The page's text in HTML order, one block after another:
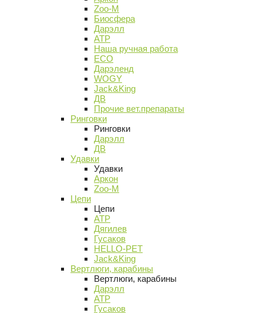
Zoo-M
Биосфера
Дарэлл
АТР
Наша ручная работа
ECO
Дарэленд
WOGY
Jack&King
ДВ
Прочие вет.препараты
Ринговки
Ринговки
Дарэлл
ДВ
Удавки
Удавки
Аркон
Zoo-M
Цепи
Цепи
АТР
Дягилев
Гусаков
HELLO-PET
Jack&King
Вертлюги, карабины
Вертлюги, карабины
Дарэлл
АТР
Гусаков